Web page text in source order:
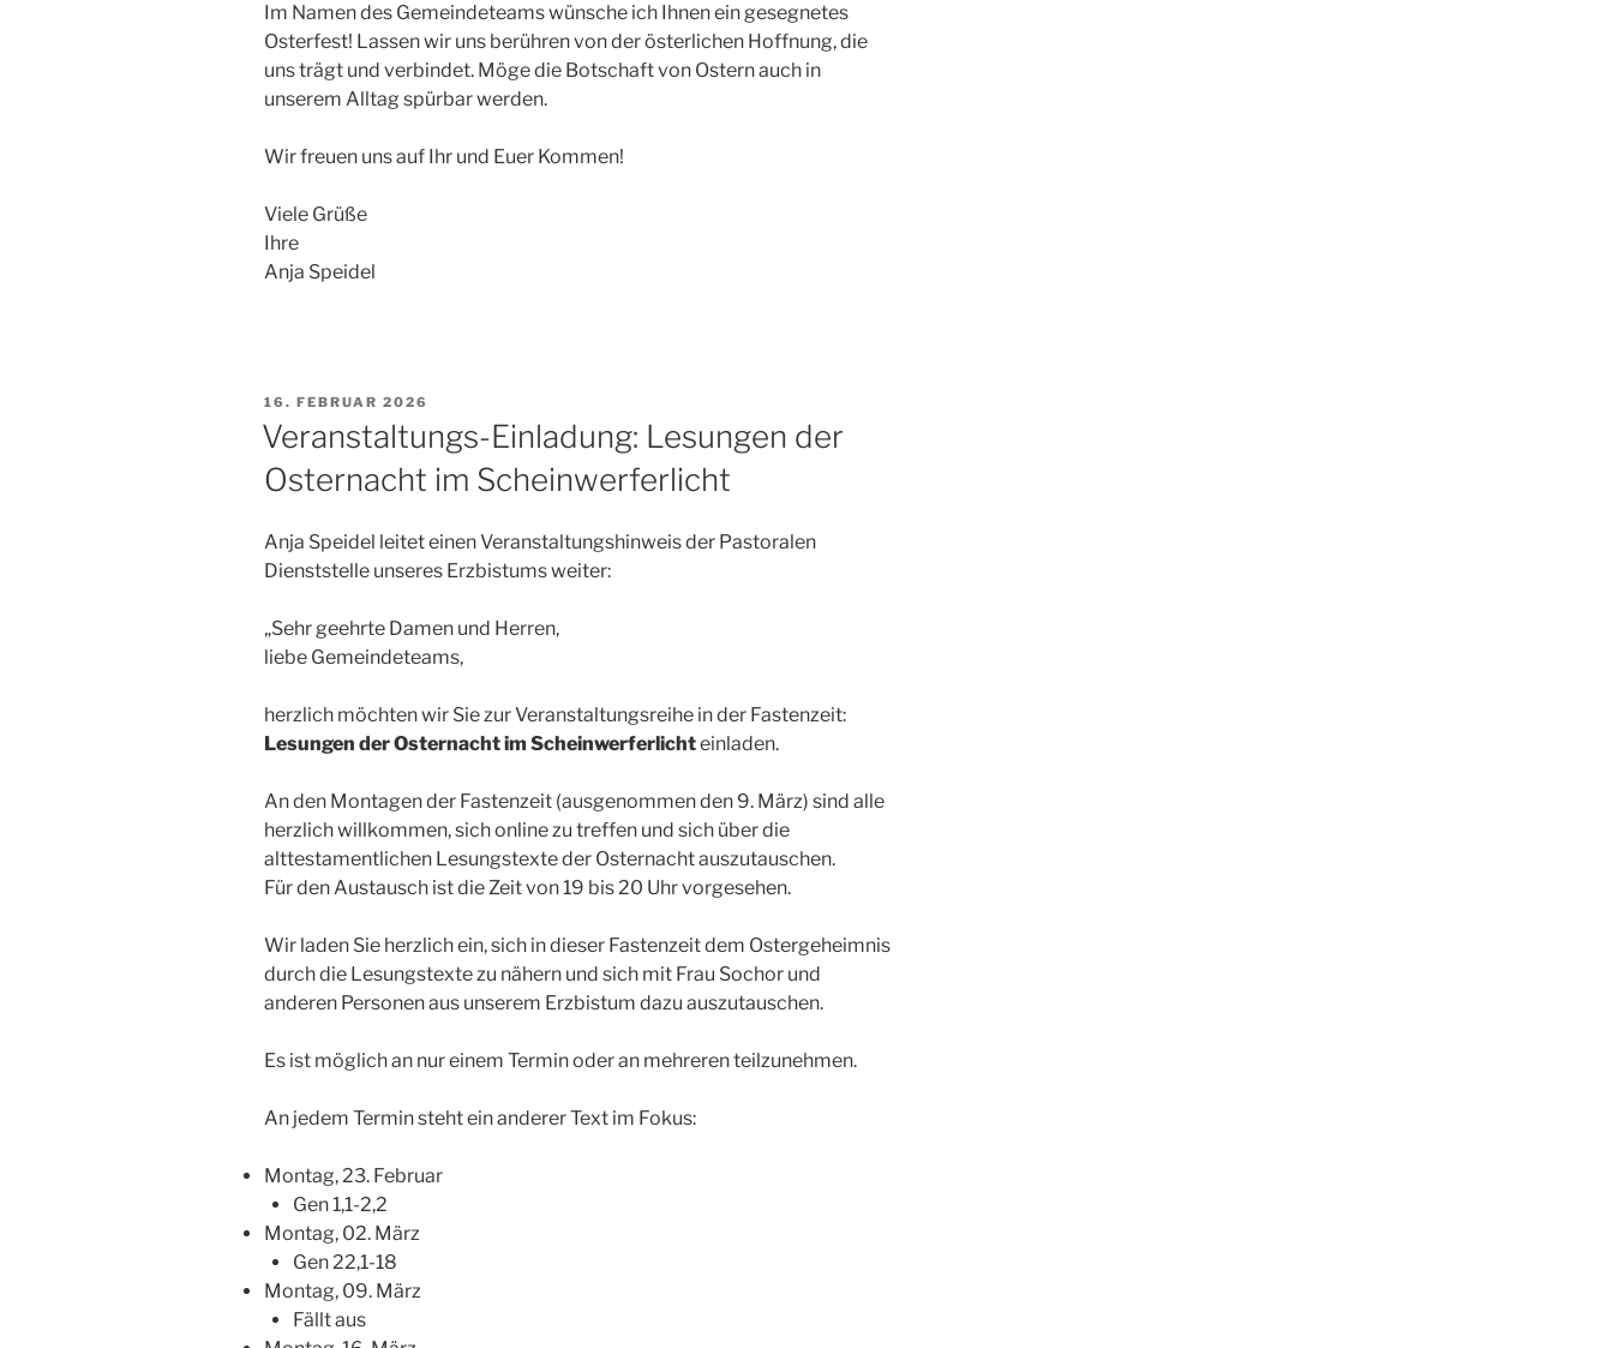
Im Namen des Gemeindeteams wünsche ich Ihnen ein gesegnetes
Osterfest! Lassen wir uns berühren von der österlichen Hoffnung, die
uns trägt und verbindet. Möge die Botschaft von Ostern auch in
unserem Alltag spürbar werden.
Wir freuen uns auf Ihr und Euer Kommen!
Viele Grüße
Ihre
Anja Speidel
VERÖFFENTLICHT
AM
16. FEBRUAR 2026
Veranstaltungs-Einladung: Lesungen der
Osternacht im Scheinwerferlicht
Anja Speidel leitet einen Veranstaltungshinweis der Pastoralen
Dienststelle unseres Erzbistums weiter:
„Sehr geehrte Damen und Herren,
liebe Gemeindeteams,
herzlich möchten wir Sie zur Veranstaltungsreihe in der Fastenzeit:
Lesungen der Osternacht im Scheinwerferlichteinladen.
An den Montagen der Fastenzeit (ausgenommen den 9. März) sind alle
herzlich willkommen, sich online zu treffen und sich über die
alttestamentlichen Lesungstexte der Osternacht auszutauschen.
Für den Austausch ist die Zeit von 19 bis 20 Uhr vorgesehen.
Wir laden Sie herzlich ein, sich in dieser Fastenzeit dem Ostergeheimnis
durch die Lesungstexte zu nähern und sich mit Frau Sochor und
anderen Personen aus unserem Erzbistum dazu auszutauschen.
Es ist möglich an nur einem Termin oder an mehreren teilzunehmen.
An jedem Termin steht ein anderer Text im Fokus:
Montag, 23. Februar
Gen 1,1-2,2
Montag, 02. März
Gen 22,1-18
Montag, 09. März
Fällt aus